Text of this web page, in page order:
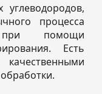
процесса
при помощи
Есть